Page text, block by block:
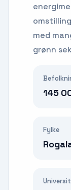
med
grønn
145
Fylke